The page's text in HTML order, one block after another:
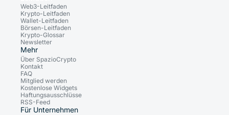
Web3-Leitfaden
Krypto-Leitfaden
Wallet-Leitfaden
Börsen-Leitfaden
Krypto-Glossar
Newsletter
Mehr
Über SpazioCrypto
Kontakt
FAQ
Mitglied werden
Kostenlose Widgets
Haftungsausschlüsse
RSS-Feed
Für Unternehmen